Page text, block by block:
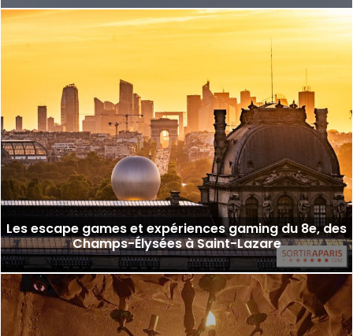
Les escape games et expériences gaming du 8e, des
Champs-Élysées à Saint-Lazare